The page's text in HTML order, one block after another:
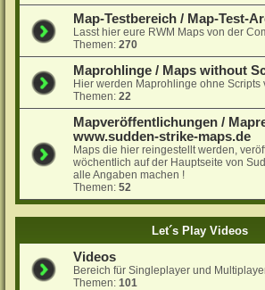
Map-Testbereich / Map-Test-
Lasst hier eure RWM Maps von der
Themen:270
Maprohlinge / Maps without
Hier werden Maprohlinge ohne Scripts
Themen:22
Mapveröffentlichungen /
www.sudden-strike-maps.de
Maps die hier reingestellt werden,
wöchentlich auf der Hauptseite von
alle Angaben machen !
Themen:52
Let´s Play Videos
Videos
Bereich für Singleplayer und
Themen:101